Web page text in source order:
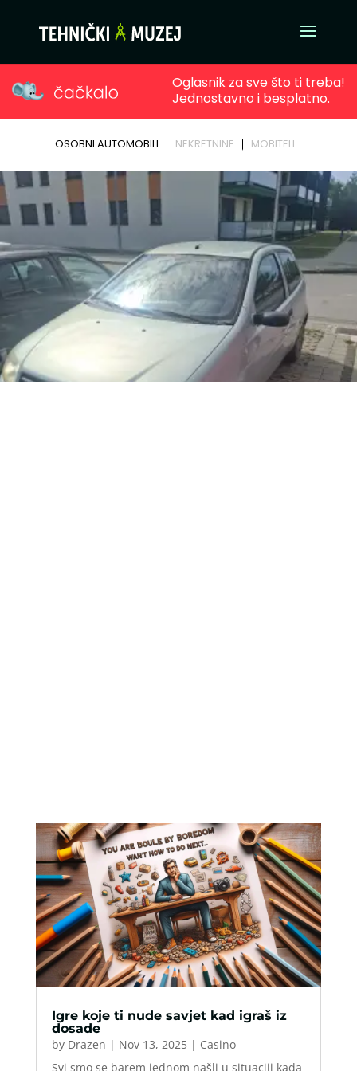
Igre koje ti nude savjet kad igraš iz
dosade
by Drazen | Nov 13, 2025| Casino
Svi smo se barem jednom našli u situaciji kada